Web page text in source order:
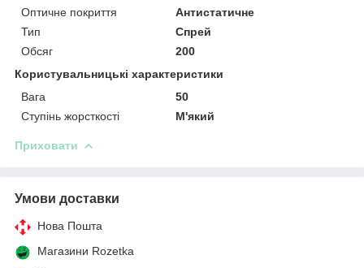
Оптичне покриття
Антистатичне
Тип
Спрей
Обсяг
200
Користувальницькі характеристики
Вага
50
Ступінь жорсткості
М'який
Приховати
Умови доставки
Нова Пошта
Магазини Rozetka